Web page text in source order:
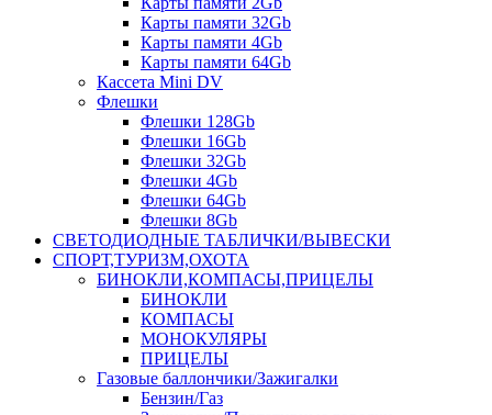
Карты памяти 32Gb
Карты памяти 4Gb
Карты памяти 64Gb
Кассета Mini DV
Флешки
Флешки 128Gb
Флешки 16Gb
Флешки 32Gb
Флешки 4Gb
Флешки 64Gb
Флешки 8Gb
СВЕТОДИОДНЫЕ ТАБЛИЧКИ/ВЫВЕСКИ
СПОРТ,ТУРИЗМ,ОХОТА
БИНОКЛИ,КОМПАСЫ,ПРИЦЕЛЫ
БИНОКЛИ
КОМПАСЫ
МОНОКУЛЯРЫ
ПРИЦЕЛЫ
Газовые баллончики/Зажигалки
Бензин/Газ